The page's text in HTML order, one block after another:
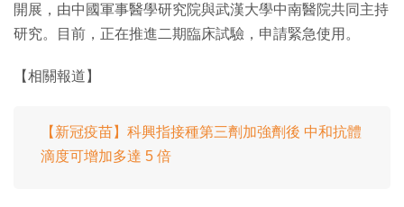
開展，由中國軍事醫學研究院與武漢大學中南醫院共同主持
研究。目前，正在推進二期臨床試驗，申請緊急使用。
【相關報道】
【新冠疫苗】科興指接種第三劑加強劑後 中和抗體
滴度可增加多達 5 倍